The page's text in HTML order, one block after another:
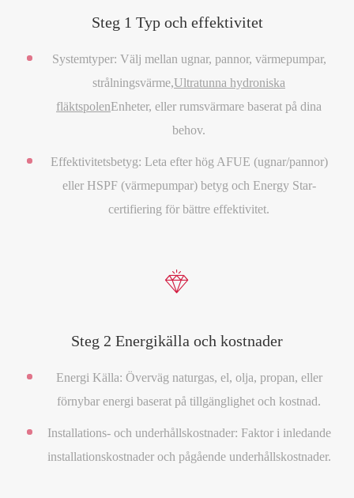
Steg 1 Typ och effektivitet
Systemtyper: Välj mellan ugnar, pannor, värmepumpar,
strålningsvärme,Ultratunna hydroniska
fläktspolenEnheter, eller rumsvärmare baserat på dina
behov.
Effektivitetsbetyg: Leta efter hög AFUE (ugnar/pannor)
eller HSPF (värmepumpar) betyg och Energy Star-
certifiering för bättre effektivitet.

Steg 2 Energikälla och kostnader
Energi Källa: Överväg naturgas, el, olja, propan, eller
förnybar energi baserat på tillgänglighet och kostnad.
Installations- och underhållskostnader: Faktor i inledande
installationskostnader och pågående underhållskostnader.